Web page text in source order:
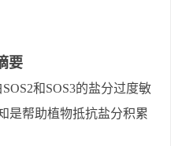
要
SOS2和SOS3的盐分过度敏
是帮助植物抵抗盐分积累